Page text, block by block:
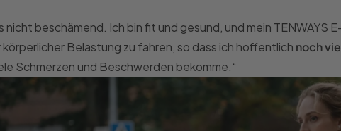
nicht beschämend. Ich bin fit und gesund, und mein TENWAYS
Belastung zu fahren, so dass ich hoffentlich noch
Schmerzen und Beschwerden bekomme.“